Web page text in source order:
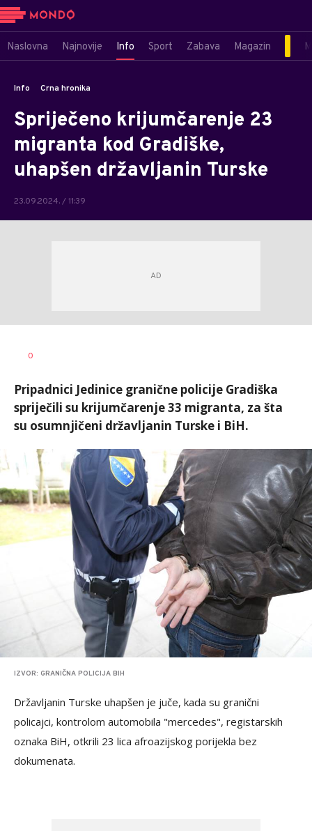
Naslovna Najnovije Info Sport Zabava Magazin
Info Crna hronika
Spriječeno krijumčarenje 23
migranta kod Gradiške,
uhapšen državljanin Turske
23.09.2024. / 11:39
AUTOR
0
Pripadnici Jedinice granične policije Gradiška
spriječili su krijumčarenje 33 migranta, za šta
su osumnjičeni državljanin Turske i BiH.
IZVOR: GRANIČNA POLICIJA BIH
Državljanin Turske uhapšen je juče, kada su granični
policajci, kontrolom automobila "mercedes", registarskih
oznaka BiH, otkrili 23 lica afroazijskog porijekla bez
dokumenata.